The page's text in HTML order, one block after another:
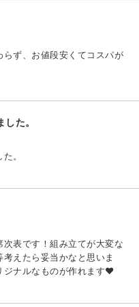
ず、お値段安くてコスパが
た。
。
表です！組み立てが大変な
えたら妥当かなと思いま
ジナルなものが作れます❤︎